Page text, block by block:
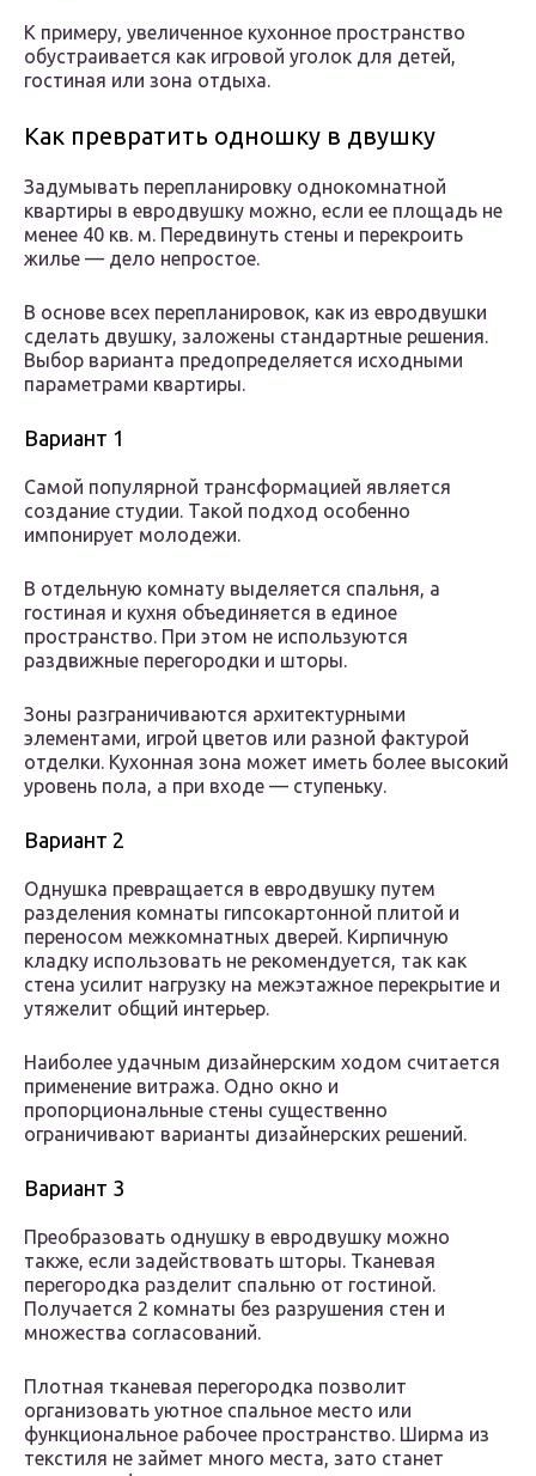
К примеру, увеличенное кухонное пространство
обустраивается как игровой уголок для детей,
гостиная или зона отдыха.
Как превратить одношку в двушку
Задумывать перепланировку однокомнатной
квартиры в евродвушку можно, если ее площадь не
менее 40 кв. м. Передвинуть стены и перекроить
жилье — дело непростое.
В основе всех перепланировок, как из евродвушки
сделать двушку, заложены стандартные решения.
Выбор варианта предопределяется исходными
параметрами квартиры.
Вариант 1
Самой популярной трансформацией является
создание студии. Такой подход особенно
импонирует молодежи.
В отдельную комнату выделяется спальня, а
гостиная и кухня объединяется в единое
пространство. При этом не используются
раздвижные перегородки и шторы.
Зоны разграничиваются архитектурными
элементами, игрой цветов или разной фактурой
отделки. Кухонная зона может иметь более высокий
уровень пола, а при входе — ступеньку.
Вариант 2
Однушка превращается в евродвушку путем
разделения комнаты гипсокартонной плитой и
переносом межкомнатных дверей. Кирпичную
кладку использовать не рекомендуется, так как
стена усилит нагрузку на межэтажное перекрытие и
утяжелит общий интерьер.
Наиболее удачным дизайнерским ходом считается
применение витража. Одно окно и
пропорциональные стены существенно
ограничивают варианты дизайнерских решений.
Вариант 3
Преобразовать однушку в евродвушку можно
также, если задействовать шторы. Тканевая
перегородка разделит спальню от гостиной.
Получается 2 комнаты без разрушения стен и
множества согласований.
Плотная тканевая перегородка позволит
организовать уютное спальное место или
функциональное рабочее пространство. Ширма из
текстиля не займет много места, зато станет